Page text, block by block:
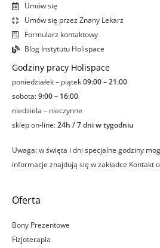
Umów się
Umów się przez Znany Lekarz
Formularz kontaktowy
Blog Instytutu Holispace
Godziny pracy Holispace
poniedziałek – piątek09:00 – 21:00
sobota:9:00 – 16:00
niedziela – nieczynne
sklep on-line:24h / 7 dni w tygodniu
Uwaga: w święta i dni specjalne godziny
informacje znajdują się w zakładce Kontakt
Oferta
Bony Prezentowe
Fizjoterapia